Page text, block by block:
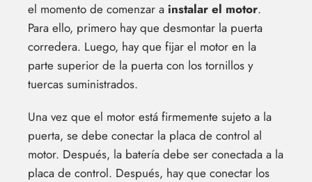
el momento de comenzar a instalar el motor.
Para ello, primero hay que desmontar la puerta
corredera. Luego, hay que fijar el motor en la
parte superior de la puerta con los tornillos y
tuercas suministrados.
Una vez que el motor está firmemente sujeto a la
puerta, se debe conectar la placa de control al
motor. Después, la batería debe ser conectada a la
placa de control. Después, hay que conectar los